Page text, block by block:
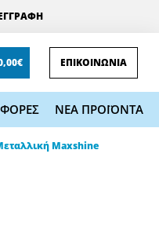
ΕΠΙΚΟΙΝΩΝΙΑ
ΝΕΑ ΠΡΟΪΟΝΤΑ
Maxshine